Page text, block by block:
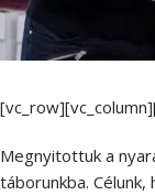
Megnyitottuk a
táborunkba.